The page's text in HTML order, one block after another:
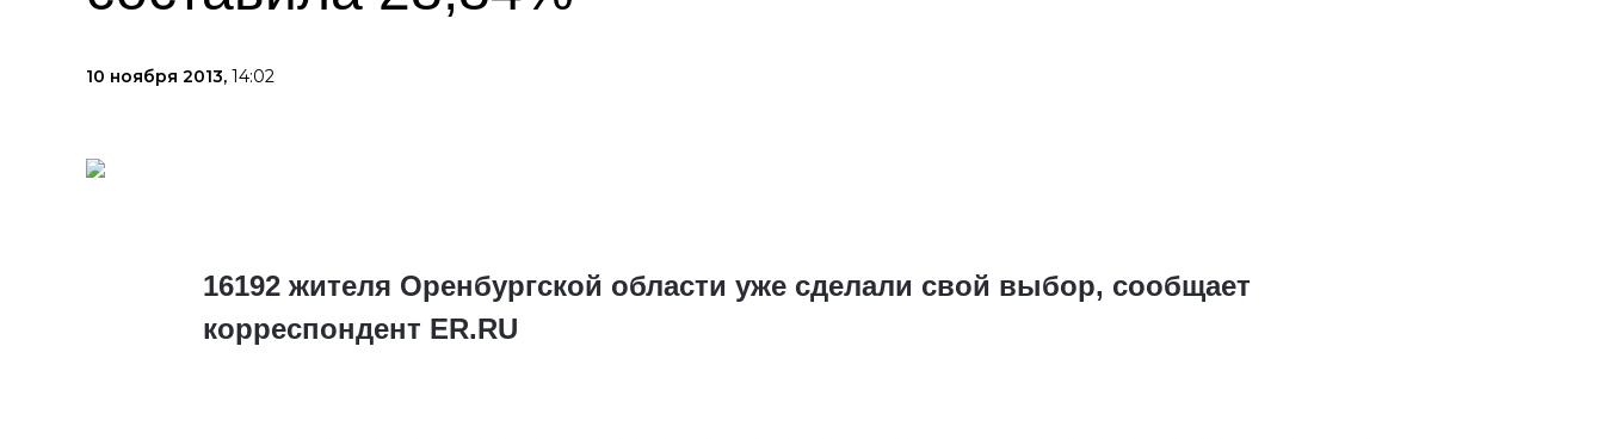
10 ноября 2013, 14:02
16192 жителя Оренбургской области уже сделали свой выбор, сообщает
корреспондент ER.RU